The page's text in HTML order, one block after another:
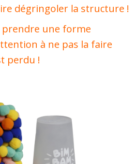
dégringoler la structure !
prendre une forme
à ne pas la faire
perdu !